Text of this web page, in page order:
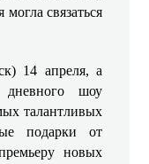
связаться
14 апреля, а
шоу
талантливых
подарки от
новых